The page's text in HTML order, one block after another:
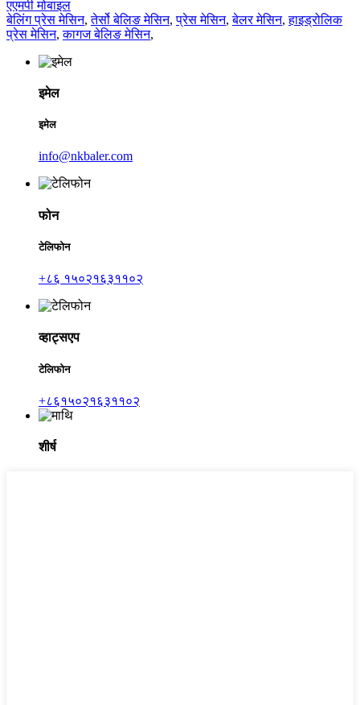
एएमपी मोबाइल
बेलिंग प्रेस मेसिन,तेर्सो बेलिङ मेसिन,प्रेस मेसिन,बेलर मेसिन,हाइड्रोलिक
प्रेस मेसिन,कागज बेलिङ मेसिन,
इमेल
इमेल
info@nkbaler.com
फोन
टेलिफोन
+८६ १५०२१६३११०२
व्हाट्सएप
टेलिफोन
+८६१५०२१६३११०२
शीर्ष